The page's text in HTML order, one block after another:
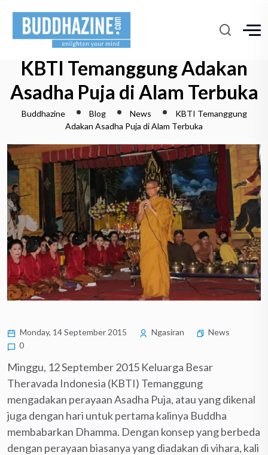
KBTI Temanggung Adakan
Asadha Puja di Alam Terbuka
Buddhazine Blog News
KBTI Temanggung
Adakan Asadha Puja di Alam Terbuka
Monday, 14 September 2015 Ngasiran
News
0
Minggu, 12 September 2015 Keluarga Besar
Theravada Indonesia (KBTI) Temanggung
mengadakan perayaan Asadha Puja, atau yang dikenal
juga dengan hari untuk pertama kalinya Buddha
membabarkan Dhamma. Dengan konsep yang berbeda
dengan perayaan biasanya yang diadakan di vihara, kali